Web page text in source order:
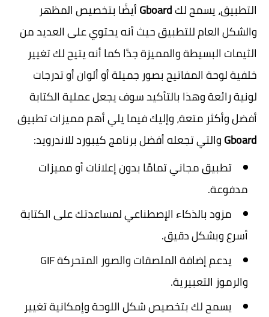
التطبيق، يسمح لكGboardأيضًا بتخصيص المظهر
والشكل العام للتطبيق حيث أنه يحتوي على العديد من
الثيمات البسيطة والمميزة جدًا كما أنه يتيح لك تغيير
خلفية لوحة المفاتيح بصور جميلة أو ألوان أو تدرجات
لونية رائعة وهذا بالتأكيد سوف يجعل عملية الكتابة
أفضل وأكثر متعة، وإليك فيما يلي أهم مميزات تطبيق
Gboardوالتي تجعله أفضل برنامج كيبورد للاندرويد:
تطبيق مجاني تمامًا بدون إعلانات أو مميزات
مدفوعة.
مزود بالذكاء الإصطناعي لمساعدتك على الكتابة
أسرع وبشكل دقيق.
يدعم إضافة الملصقات والصور المتحركة GIF
والرموز التعبيرية.
يسمح لك بتخصيص شكل اللوحة وإمكانية تغيير